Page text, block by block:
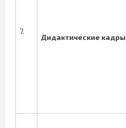
7.
Дидактические кадры